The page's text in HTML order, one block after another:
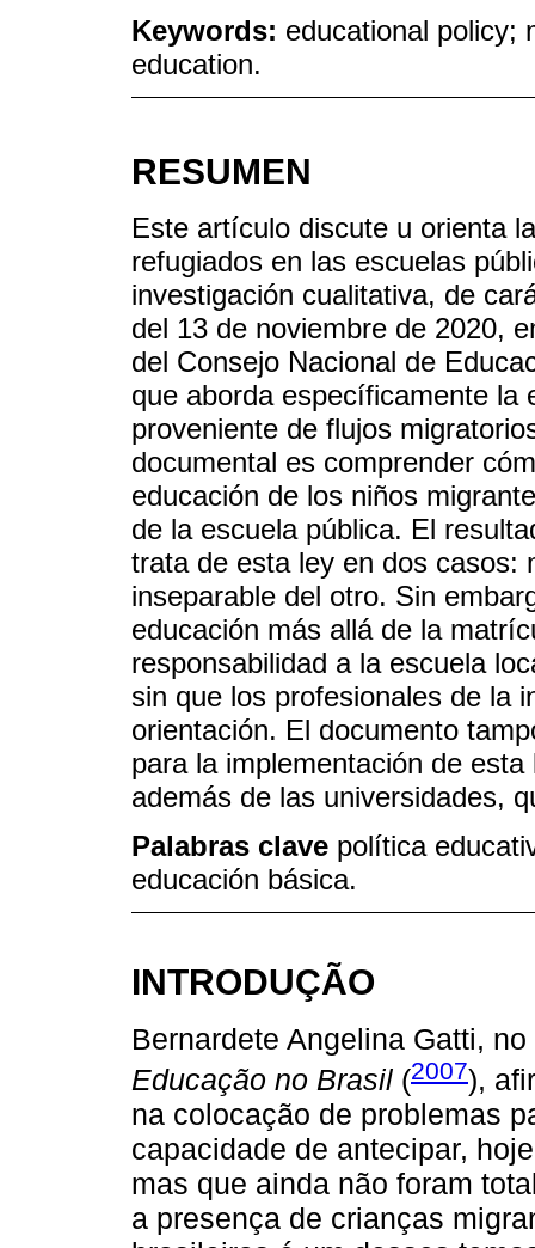
Keywords: educational policy;
education.
RESUMEN
Este artículo discute u orienta
refugiados en las escuelas
investigación cualitativa, de
del 13 de noviembre de 2020,
del Consejo Nacional de
que aborda específicamente la
proveniente de flujos
documental es comprender
educación de los niños
de la escuela pública. El
trata de esta ley en dos casos:
inseparable del otro. Sin
educación más allá de la
responsabilidad a la escuela
sin que los profesionales de la
orientación. El documento
para la implementación de
además de las universidades,
Palabras clave política
educación básica.
INTRODUÇÃO
Bernardete Angelina Gatti,
Educação no Brasil (2007),
na colocação de problemas
capacidade de antecipar,
mas que ainda não foram
a presença de crianças